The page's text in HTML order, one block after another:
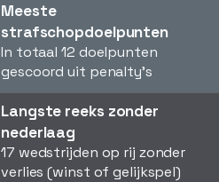
Meeste
strafschopdoelpunten
In totaal 12 doelpunten
gescoord uit penalty's
Langste reeks zonder
nederlaag
17 wedstrijden op rij zonder
verlies (winst of gelijkspel)